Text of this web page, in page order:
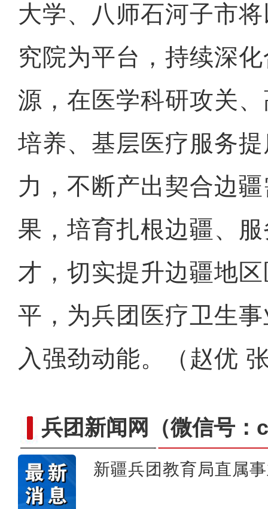
大学、八师石河子市
究院为平台，持续深
源，在医学科研攻关
培养、基层医疗服务
力，不断产出契合边
果，培育扎根边疆、
才，切实提升边疆地
平，为兵团医疗卫生
入强劲动能。（赵优
兵团新闻网 （微信号
新疆兵团教育局直属